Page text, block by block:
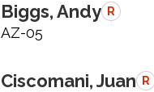
Biggs, Andy R
AZ-05
Ciscomani, Juan R